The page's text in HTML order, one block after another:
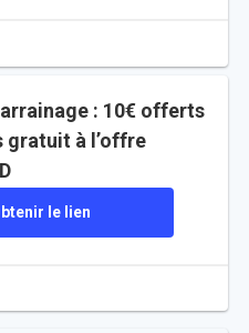
: 10€ offerts
gratuit à l’offre
le lien